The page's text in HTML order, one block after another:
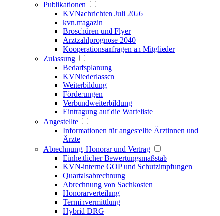
Publikationen
KVNachrichten Juli 2026
kvn.magazin
Broschüren und Flyer
Arztzahlprognose 2040
Kooperationsanfragen an Mitglieder
Zulassung
Bedarfsplanung
KVNiederlassen
Weiterbildung
Förderungen
Verbundweiterbildung
Eintragung auf die Warteliste
Angestellte
Informationen für angestellte Ärztinnen und
Ärzte
Abrechnung, Honorar und Vertrag
Einheitlicher Bewertungsmaßstab
KVN-interne GOP und Schutzimpfungen
Quartalsabrechnung
Abrechnung von Sachkosten
Honorarverteilung
Terminvermittlung
Hybrid DRG